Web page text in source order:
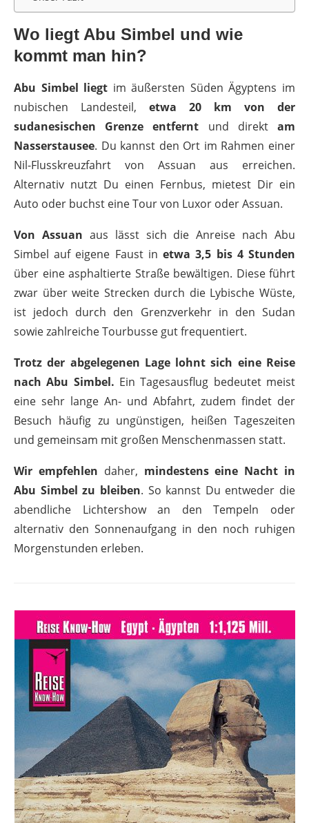
Wo liegt Abu Simbel und wie
kommt man hin?
Abu Simbel liegt im äußersten Süden Ägyptens im
nubischen Landesteil, etwa 20 km von der
sudanesischen Grenze entfernt und direktam
Nasserstausee. Du kannst den Ort im Rahmen einer
Nil-Flusskreuzfahrt von Assuan aus erreichen.
Alternativ nutzt Du einen Fernbus, mietest Dir ein
Auto oder buchst eine Tour von Luxor oder Assuan.
Von Assuan aus lässt sich die Anreise nach Abu
Simbel auf eigene Faust inetwa 3,5 bis 4 Stunden
über eine asphaltierte Straße bewältigen. Diese führt
zwar über weite Strecken durch die Lybische Wüste,
ist jedoch durch den Grenzverkehr in den Sudan
sowie zahlreiche Tourbusse gut frequentiert.
Trotz der abgelegenen Lage lohnt sich eine Reise
nach Abu Simbel. Ein Tagesausflug bedeutet meist
eine sehr lange An- und Abfahrt, zudem findet der
Besuch häufig zu ungünstigen, heißen Tageszeiten
und gemeinsam mit großen Menschenmassen statt.
Wir empfehlen daher, mindestens eine Nacht in
Abu Simbel zu bleiben. So kannst Du entweder die
abendliche Lichtershow an den Tempeln oder
alternativ den Sonnenaufgang in den noch ruhigen
Morgenstunden erleben.